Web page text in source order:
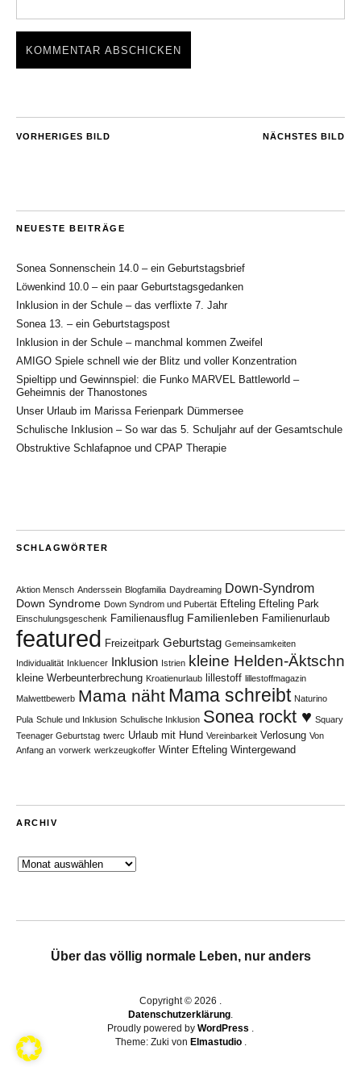
NÄCHSTES BILD
VORHERIGES BILD
NEUESTE BEITRÄGE
Sonea Sonnenschein 14.0 – ein Geburtstagsbrief
Löwenkind 10.0 – ein paar Geburtstagsgedanken
Inklusion in der Schule – das verflixte 7. Jahr
Sonea 13. – ein Geburtstagspost
Inklusion in der Schule – manchmal kommen Zweifel
AMIGO Spiele schnell wie der Blitz und voller Konzentration
Spieltipp und Gewinnspiel: die Funko MARVEL Battleworld –
Geheimnis der Thanostones
Unser Urlaub im Marissa Ferienpark Dümmersee
Schulische Inklusion – So war das 5. Schuljahr auf der Gesamtschule
Obstruktive Schlafapnoe und CPAP Therapie
SCHLAGWÖRTER
Aktion Mensch Anderssein Blogfamilia Daydreaming Down-Syndrom
Down Syndrome Down Syndrom und Pubertät Efteling Efteling Park
Einschulungsgeschenk Familienausflug Familienleben Familienurlaub
featured Freizeitpark Geburtstag Gemeinsamkeiten
Individualität Inkluencer Inklusion Istrien kleine Helden-Äktschn
kleine Werbeunterbrechung Kroatienurlaub lillestoff lillestoffmagazin
Malwettbewerb Mama näht Mama schreibt Naturino
Pula Schule und Inklusion Schulische Inklusion Sonea rockt ♥ Squary
Teenager Geburtstag twerc Urlaub mit Hund Vereinbarkeit Verlosung Von
Anfang an vorwerk werkzeugkoffer Winter Efteling Wintergewand
ARCHIV
Archiv
Über das völlig normale Leben, nur anders
Copyright © 2026
Datenschutzerklärung
Proudly powered by WordPress
Theme: Zuki von Elmastudio